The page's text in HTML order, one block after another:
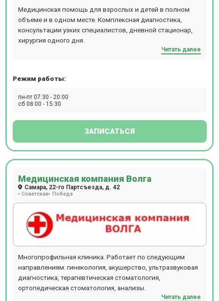
Медицинская помощь для взрослых и детей в полном
объеме и в одном месте. Комплексная диагностика,
консультации узких специалистов, дневной стационар,
хирургия одного дня.
Читать далее
Режим работы:
пн-пт 07:30 - 20:00
сб 08:00 - 15:30
ЗАПИСАТЬСЯ
Медицинская компания Волга
Самара, 22-го Партсъезда, д. 42
Советская Победа
Многопрофильная клиника. Работает по следующим
направлениям: гинекология, акушерство, ультразвуковая
диагностика, терапевтическая стоматология,
ортопедическая стоматология, анализы.
Читать далее